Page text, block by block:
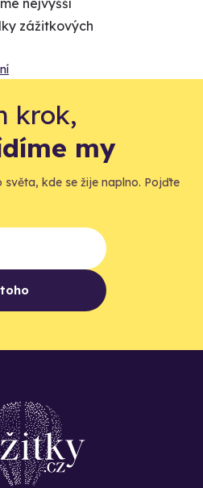
zážitkových
krok,
my
kde se žije naplno. Pojďte